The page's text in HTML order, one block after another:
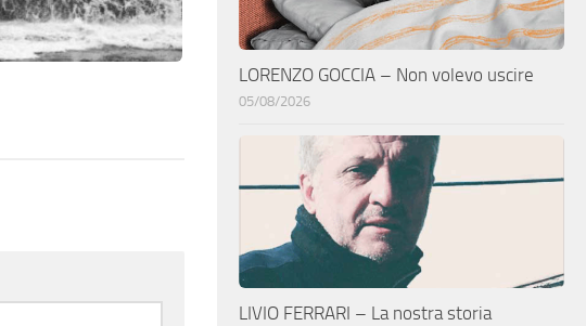
LORENZO GOCCIA – Non volevo uscire
05/08/2026
LIVIO FERRARI – La nostra storia